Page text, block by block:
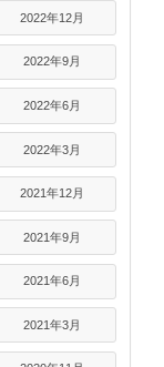
2022年12月
2022年9月
2022年6月
2022年3月
2021年12月
2021年9月
2021年6月
2021年3月